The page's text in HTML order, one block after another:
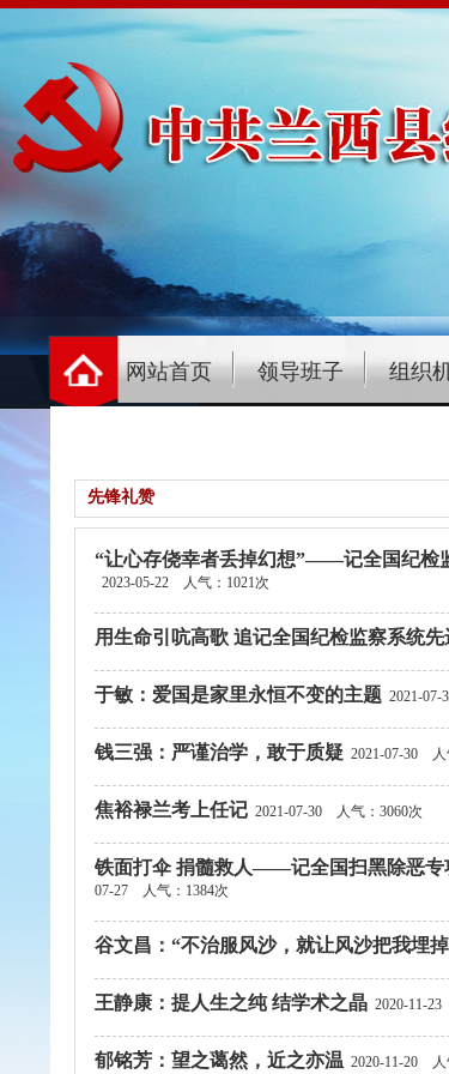
网站首页 领导班子 组织
先锋礼赞
“让心存侥幸者丢掉幻想”——记全国纪检
2023-05-22 人气：1021次
用生命引吭高歌 追记全国纪检监察系统
于敏：爱国是家里永恒不变的主题 2021-07-
钱三强：严谨治学，敢于质疑 2021-07-30
焦裕禄兰考上任记 2021-07-30 人气：3060次
铁面打伞 捐髓救人——记全国扫黑除恶专
07-27
人气：1384次
谷文昌：“不治服风沙，就让风沙把我埋
王静康：提人生之纯 结学术之晶 2020-11-23
郁铭芳：望之蔼然，近之亦温 2020-11-20